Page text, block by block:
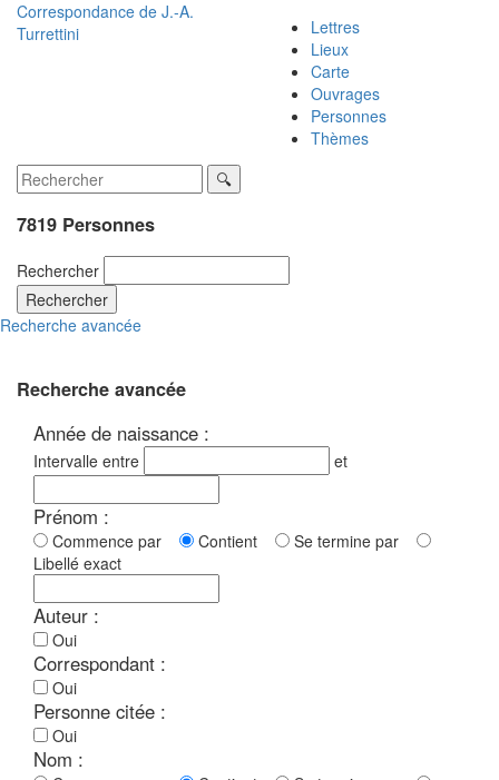
Correspondance de J.-A.
Turrettini
Lettres
Lieux
Carte
Ouvrages
Personnes
Thèmes
7819 Personnes
Rechercher
Rechercher
Recherche avancée
Recherche avancée
Année de naissance :
Intervalle entre et
Prénom :
Commence par Contient
Se termine par
Libellé exact
Auteur :
Oui
Correspondant :
Oui
Personne citée :
Oui
Nom :